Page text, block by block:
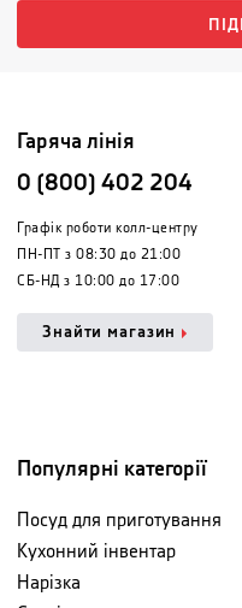
Гаряча лінія
0 (800) 402 204
Графік роботи колл-центру
ПН-ПТ з 08:30 до 21:00
СБ-НД з 10:00 до 17:00
Знайти магазин
Популярні категорії
Посуд для приготування
Кухонний інвентар
Нарізка